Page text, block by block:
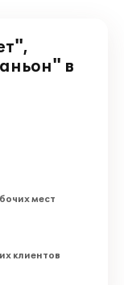
в
мест
клиентов